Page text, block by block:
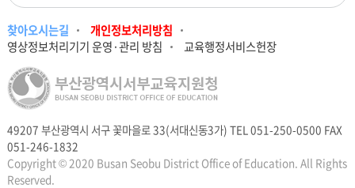
찾아오시는길
개인정보처리방침
영상정보처리기기 운영·관리 방침
교육행정서비스헌장
49207 부산광역시 서구 꽃마을로 33(서대신동3가) TEL 051-250-0500 FAX
051-246-1832
Copyright © 2020 Busan Seobu District Office of Education. All Rights
Reserved.